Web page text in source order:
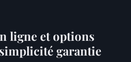
ligne et options
garantie